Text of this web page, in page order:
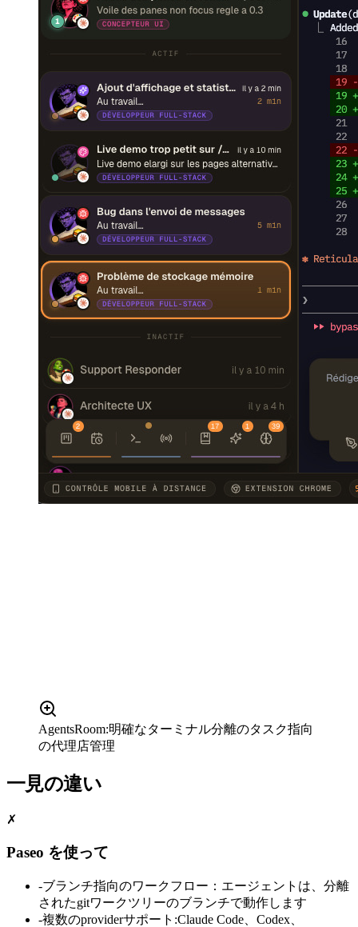
AgentsRoom:明確なターミナル分離のタスク指向
の代理店管理
一見の違い
✗
Paseo を使って
-ブランチ指向のワークフロー：エージェントは、分離
されたgitワークツリーのブランチで動作します
-複数のproviderサポート:Claude Code、Codex、